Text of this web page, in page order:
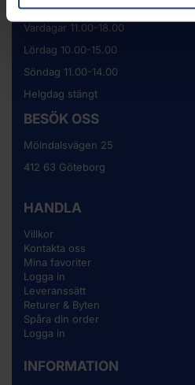
Vardagar 11.00-18.00
Lördag 10.00-15.00
Söndag 11.00-14.00
Helgdag stängt
BESÖK OSS
Mölndalsvägen 25
412 63 Göteborg
HANDLA
Villkor
Kontakta oss
Mina favoriter
Logga in
Leveranssätt
Returer & Byten
Spåra din order
Logga in
INFORMATION